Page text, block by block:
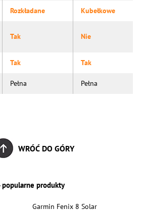
Rozkładane Kubełkowe
Tak Nie
Tak Tak
Pełna Pełna
WRÓĆ DO GÓRY
produkty
Garmin Fenix 8 Solar